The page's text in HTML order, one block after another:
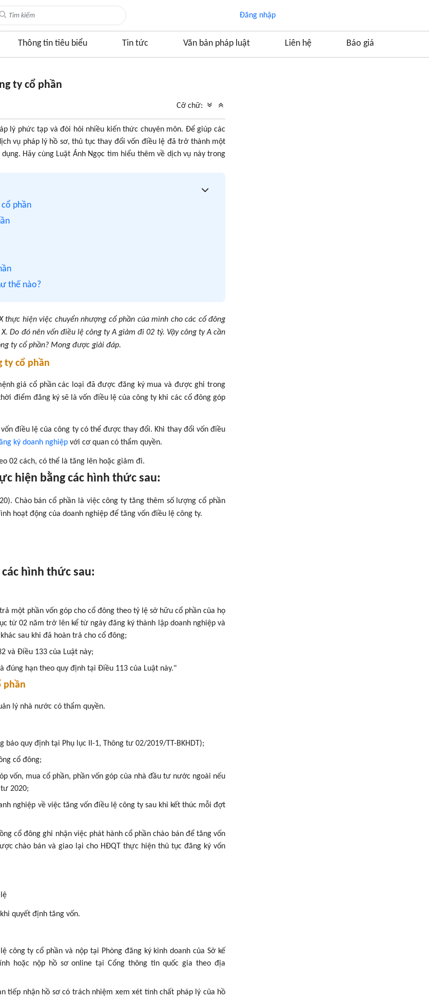
Đăng nhập
Thông tin tiêu biểu Tin tức Văn bản pháp luật Liên hệ Báo giá
ty cổ phần
Cỡ chữ:
lý phức tạp và đòi hỏi nhiều kiến thức chuyên môn. Để giúp các
vụ pháp lý hồ sơ, thủ tục thay đổi vốn điều lệ đã trở thành một
Hãy cùng Luật Ánh Ngọc tìm hiểu thêm về dịch vụ này trong
phần
thế nào?
thực hiện việc chuyển nhượng cổ phần của mình cho các cổ đông
Do đó nên vốn điều lệ công ty A giảm đi 02 tỷ. Vậy công ty A cần
ty cổ phần? Mong được giải đáp.
ty cổ phần
giá cổ phần các loại đã được đăng ký mua và được ghi trong
điểm đăng ký sẽ là vốn điều lệ của công ty khi các cổ đông góp
điều lệ của công ty có thể được thay đổi. Khi thay đổi vốn điều
ký doanh nghiệp với cơ quan có thẩm quyền.
02 cách, có thể là tăng lên hoặc giảm đi.
hiện bằng các hình thức sau:
Chào bán cổ phần là việc công ty tăng thêm số lượng cổ phần
hoạt động của doanh nghiệp để tăng vốn điều lệ công ty.
hình thức sau:
một phần vốn góp cho cổ đông theo tỷ lệ sở hữu cổ phần của họ
từ 02 năm trở lên kể từ ngày đăng ký thành lập doanh nghiệp và
sau khi đã hoàn trả cho cổ đông;
và Điều 133 của Luật này;
đúng hạn theo quy định tại Điều 113 của Luật này."
phần
lý nhà nước có thẩm quyền.
quy định tại Phụ lục II-1, Thông tư 02/2019/TT-BKHDT);
cổ đông;
vốn, mua cổ phần, phần vốn góp của nhà đầu tư nước ngoài nếu
2020;
nghiệp về việc tăng vốn điều lệ công ty sau khi kết thúc mỗi đợt
cổ đông ghi nhận việc phát hành cổ phần chào bán để tăng vốn
chào bán và giao lại cho HĐQT thực hiện thủ tục đăng ký vốn
quyết định tăng vốn.
công ty cổ phần và nộp tại Phòng đăng ký kinh doanh của Sở kế
hoặc nộp hồ sơ online tại Cổng thông tin quốc gia theo địa
tiếp nhận hồ sơ có trách nhiệm xem xét tính chất pháp lý của hồ